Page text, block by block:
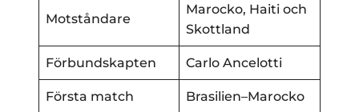
Motståndare
Marocko, Haiti och
Skottland
Förbundskapten Carlo Ancelotti
Första match Brasilien–Marocko